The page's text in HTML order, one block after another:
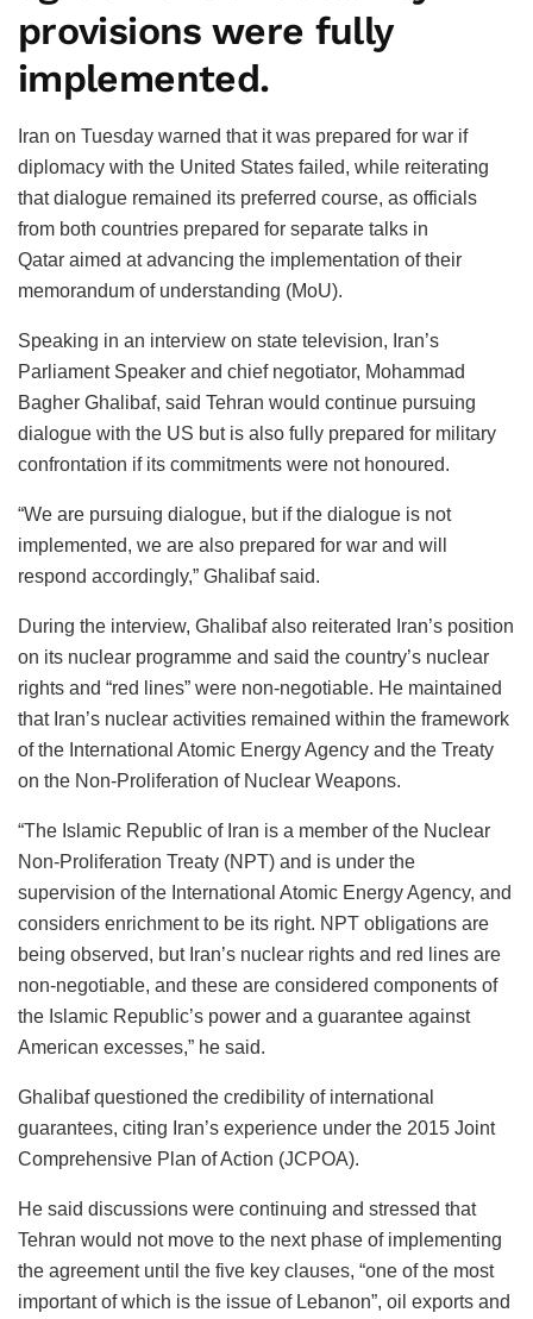
provisions were fully
implemented.
Iran on Tuesday warned that it was prepared for war if
diplomacy with the United States failed, while reiterating
that dialogue remained its preferred course, as officials
from both countries prepared for separate talks in
Qatar aimed at advancing the implementation of their
memorandum of understanding (MoU).
Speaking in an interview on state television, Iran’s
Parliament Speaker and chief negotiator, Mohammad
Bagher Ghalibaf, said Tehran would continue pursuing
dialogue with the US but is also fully prepared for military
confrontation if its commitments were not honoured.
“We are pursuing dialogue, but if the dialogue is not
implemented, we are also prepared for war and will
respond accordingly,” Ghalibaf said.
During the interview, Ghalibaf also reiterated Iran’s position
on its nuclear programme and said the country’s nuclear
rights and “red lines” were non-negotiable. He maintained
that Iran’s nuclear activities remained within the framework
of the International Atomic Energy Agency and the Treaty
on the Non-Proliferation of Nuclear Weapons.
“The Islamic Republic of Iran is a member of the Nuclear
Non-Proliferation Treaty (NPT) and is under the
supervision of the International Atomic Energy Agency, and
considers enrichment to be its right. NPT obligations are
being observed, but Iran’s nuclear rights and red lines are
non-negotiable, and these are considered components of
the Islamic Republic’s power and a guarantee against
American excesses,” he said.
Ghalibaf questioned the credibility of international
guarantees, citing Iran’s experience under the 2015 Joint
Comprehensive Plan of Action (JCPOA).
He said discussions were continuing and stressed that
Tehran would not move to the next phase of implementing
the agreement until the five key clauses, “one of the most
important of which is the issue of Lebanon”, oil exports and